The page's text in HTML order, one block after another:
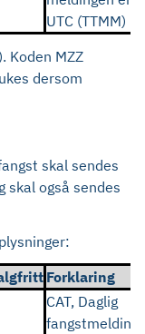
UTC (TTMM)
Koden MZZ
dersom
skal sendes
skal også sendes
Forklaring
CAT, Daglig
fangstmelding